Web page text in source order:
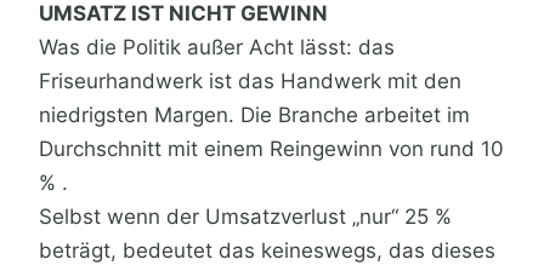
UMSATZ IST NICHT GEWINN
Was die Politik außer Acht lässt: das
Friseurhandwerk ist das Handwerk mit den
niedrigsten Margen. Die Branche arbeitet im
Durchschnitt mit einem Reingewinn von rund 10
% .
Selbst wenn der Umsatzverlust „nur“ 25 %
beträgt, bedeutet das keineswegs, das dieses